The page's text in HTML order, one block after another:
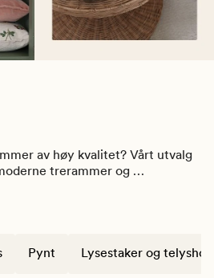
av høy kvalitet? Vårt utvalg
trerammer og
ulike størrelser. Fremhev
Pynt Lysestaker og